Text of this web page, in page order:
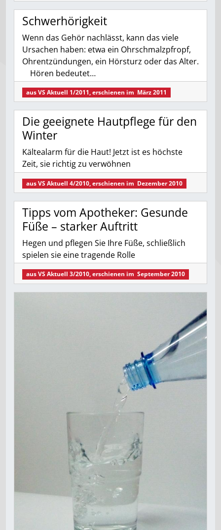
Schwerhörigkeit
Wenn das Gehör nachlässt, kann das viele
Ursachen haben: etwa ein Ohrschmalzpfropf,
Ohrentzündungen, ein Hörsturz oder das Alter.
Hören bedeutet…
ausVS Aktuell 1/2011, erschienen im März 2011
Die geeignete Hautpflege für den
Winter
Kältealarm für die Haut! Jetzt ist es höchste
Zeit, sie richtig zu verwöhnen
ausVS Aktuell 4/2010, erschienen im Dezember 2010
Tipps vom Apotheker: Gesunde
Füße – starker Auftritt
Hegen und pflegen Sie Ihre Füße, schließlich
spielen sie eine tragende Rolle
ausVS Aktuell 3/2010, erschienen im September 2010